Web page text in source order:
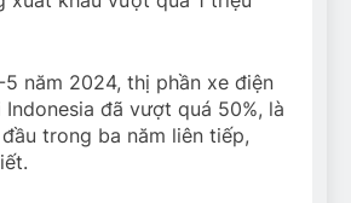
5 năm 2024, thị phần xe điện
đã vượt quá 50%, là
trong ba năm liên tiếp,